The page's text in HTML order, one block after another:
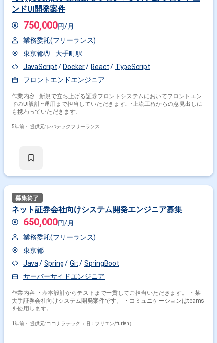
ンドUI開発案件
750,000円/月
業務委託(フリーランス)
東京都
大手町駅
JavaScript
Docker React
TypeScript
フロントエンドエンジニア
作業内容 ･新規で立ち上げる証券フロントシステムにおいてフロントエン
ドのUI設計~運用まで担当していただきます｡ ･上流工程からの意見出しに
も携わっていただきます｡
5年前・ 提供元: レバテックフリーランス
ネット証券会社向けシステム開発エンジニア募集
650,000円/月
業務委託(フリーランス)
東京都
Java
Spring Git
SpringBoot
サーバーサイドエンジニア
作業内容 ・基本設計からテストまで一貫してご担当いただきます。 ・某
大手証券会社向けシステム開発案件です。 ・コミュニケーションはteams
を使用します。
1年前・ 提供元: ココナラテック（旧：フリエン/furien）